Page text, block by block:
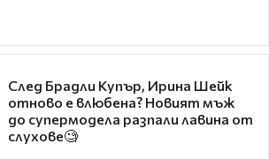
След Брадли Купър, Ирина Шейк
отново е влюбена? Новият мъж
до супермодела разпали лавина от
слухове🧐